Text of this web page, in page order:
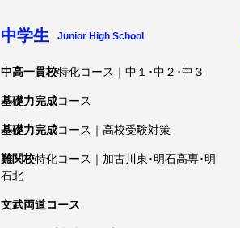
中学生 Junior High School
中高一貫校特化コース｜中１･中２･中３
基礎力完成コース
基礎力完成コース｜高校受験対策
難関校特化コース｜加古川東･明石高専･明
石北
文武両道コース